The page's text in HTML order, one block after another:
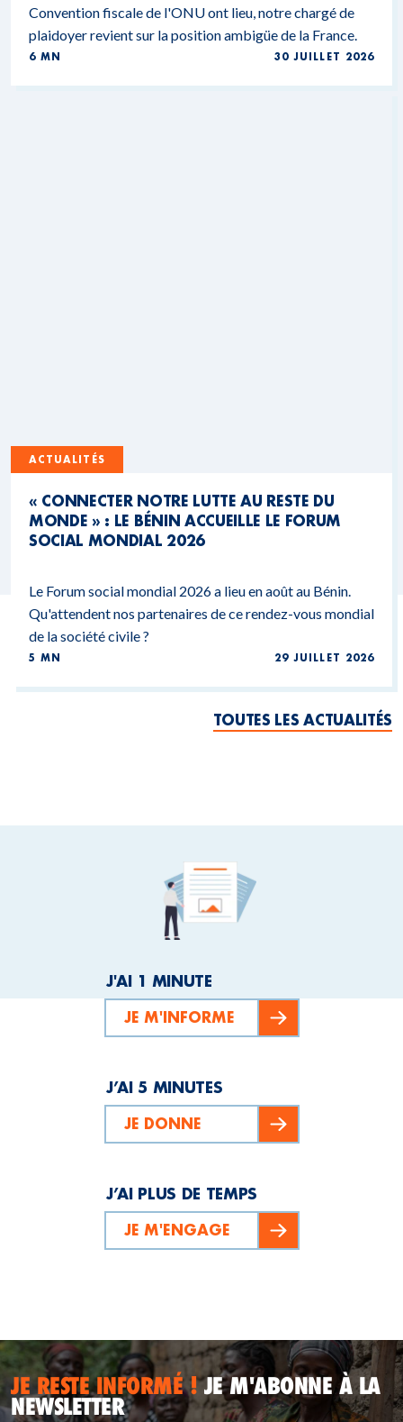
Convention fiscale de l'ONU ont lieu, notre chargé de
plaidoyer revient sur la position ambigüe de la France.
6 MN 30 JUILLET 2026
ACTUALITÉS
« CONNECTER NOTRE LUTTE AU RESTE DU
MONDE » : LE BÉNIN ACCUEILLE LE FORUM
SOCIAL MONDIAL 2026
Le Forum social mondial 2026 a lieu en août au Bénin.
Qu'attendent nos partenaires de ce rendez-vous mondial
de la société civile ?
5 MN 29 JUILLET 2026
TOUTES LES ACTUALITÉS
J'AI 1 MINUTE
JE M'INFORME
J’AI 5 MINUTES
JE DONNE
J’AI PLUS DE TEMPS
JE M'ENGAGE
JE RESTE INFORMÉ !JE M'ABONNE À LA
NEWSLETTER